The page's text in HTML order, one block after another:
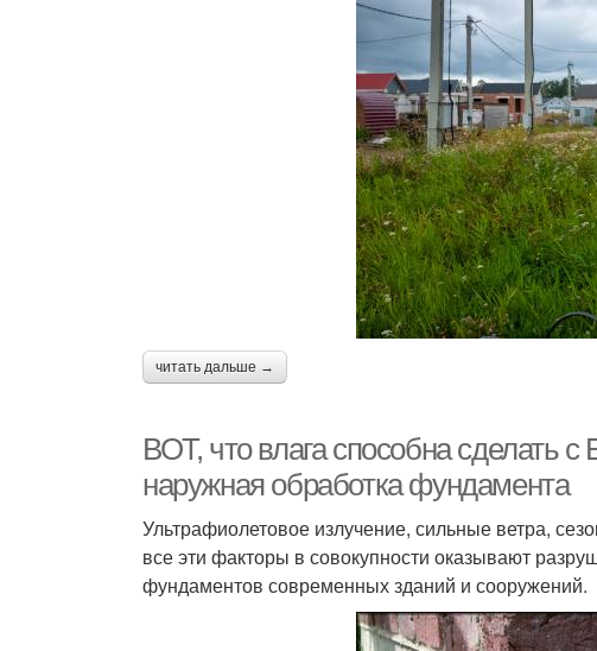
читать дальше →
ВОТ, что влага способна
наружная обработка фундамента
Ультрафиолетовое излучение, сильные ветра,
все эти факторы в совокупности оказывают
фундаментов современных зданий и сооружений.